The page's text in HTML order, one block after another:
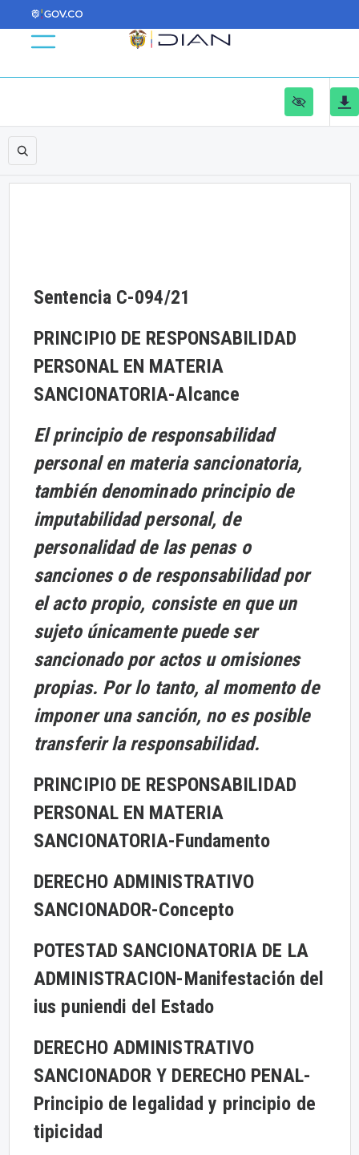
Sentencia C-094/21
PRINCIPIO DE RESPONSABILIDAD
PERSONAL EN MATERIA
SANCIONATORIA-Alcance
El principio de responsabilidad
personal en materia sancionatoria,
también denominado principio de
imputabilidad personal, de
personalidad de las penas o
sanciones o de responsabilidad por
el acto propio, consiste en que un
sujeto únicamente puede ser
sancionado por actos u omisiones
propias. Por lo tanto, al momento de
imponer una sanción, no es posible
transferir la responsabilidad.
PRINCIPIO DE RESPONSABILIDAD
PERSONAL EN MATERIA
SANCIONATORIA-Fundamento
DERECHO ADMINISTRATIVO
SANCIONADOR-Concepto
POTESTAD SANCIONATORIA DE LA
ADMINISTRACION-Manifestación del
ius puniendi del Estado
DERECHO ADMINISTRATIVO
SANCIONADOR Y DERECHO PENAL-
Principio de legalidad y principio de
tipicidad